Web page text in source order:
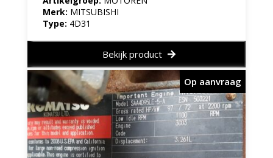
Merk: MITSUBISHI
Type: 4D31
Bekijk product
Op aanvraag